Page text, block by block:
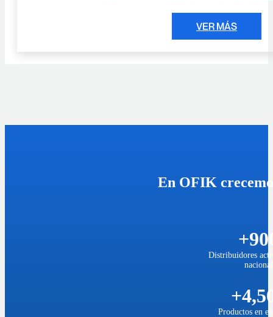
VER MÁS
En OFIK
Distribuidores
nacional
Productos en